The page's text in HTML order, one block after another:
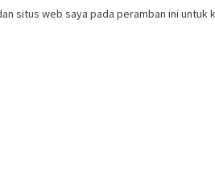
situs web saya pada peramban ini untuk